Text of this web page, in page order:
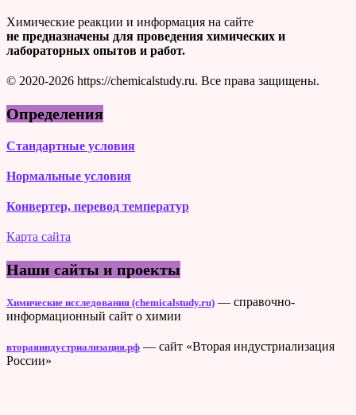
Химические реакции и информация на сайте
не предназначены для проведения химических и
лабораторных опытов и работ.
© 2020-2026 https://chemicalstudy.ru. Все права защищены.
Определения
Стандартные условия
Нормальные условия
Конвертер, перевод температур
Карта сайта
Наши сайты и проекты
Химические исследования (chemicalstudy.ru) — справочно-
информационный сайт о химии
втораяиндустриализация.рф — сайт «Вторая индустриализация
России»